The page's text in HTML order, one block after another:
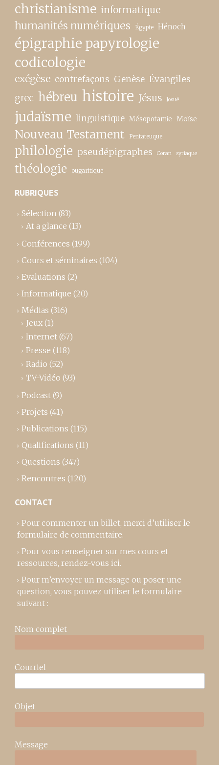
christianisme informatique
humanités numériques Égypte Hénoch
épigraphie papyrologie
codicologie
exégèse contrefaçons Genèse Évangiles
grec hébreu histoire Jésus Josué
judaïsme linguistique Mésopotamie Moïse
Nouveau Testament Pentateuque
philologie pseudépigraphes Coran syriaque
théologie ougaritique
RUBRIQUES
Sélection (83)
At a glance (13)
Conférences (199)
Cours et séminaires (104)
Evaluations (2)
Informatique (20)
Médias (316)
Jeux (1)
Internet (67)
Presse (118)
Radio (52)
TV-Vidéo (93)
Podcast (9)
Projets (41)
Publications (115)
Qualifications (11)
Questions (347)
Rencontres (120)
CONTACT
Pour commenter un billet, merci d’utiliser le
formulaire de commentaire.
Pour vous renseigner sur mes cours et
ressources, rendez-vous ici.
Pour m’envoyer un message ou poser une
question, vous pouvez utiliser le formulaire
suivant :
Nom complet
Courriel
Objet
Message